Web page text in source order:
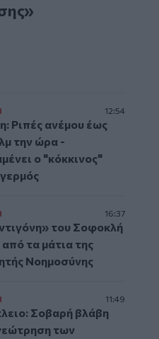
12:54
Ριπές ανέμου έως
την ώρα -
ο "κόκκινος"
16:37
του Σοφοκλή
τα μάτια της
Νοημοσύνης
11:49
Σοβαρή βλάβη
των